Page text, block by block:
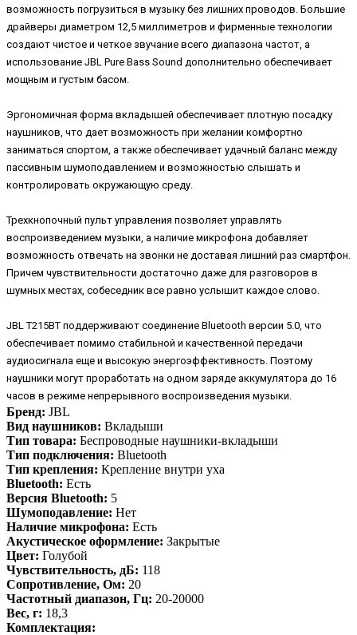
возможность погрузиться в музыку без лишних проводов. Большие
драйверы диаметром 12,5 миллиметров и фирменные технологии
создают чистое и четкое звучание всего диапазона частот, а
использование JBL Pure Bass Sound дополнительно обеспечивает
мощным и густым басом.
Эргономичная форма вкладышей обеспечивает плотную посадку
наушников, что дает возможность при желании комфортно
заниматься спортом, а также обеспечивает удачный баланс между
пассивным шумоподавлением и возможностью слышать и
контролировать окружающую среду.
Трехкнопочный пульт управления позволяет управлять
воспроизведением музыки, а наличие микрофона добавляет
возможность отвечать на звонки не доставая лишний раз смартфон.
Причем чувствительности достаточно даже для разговоров в
шумных местах, собеседник все равно услышит каждое слово.
JBL T215BT поддерживают соединение Bluetooth версии 5.0, что
обеспечивает помимо стабильной и качественной передачи
аудиосигнала еще и высокую энергоэффективность. Поэтому
наушники могут проработать на одном заряде аккумулятора до 16
часов в режиме непрерывного воспроизведения музыки.
Бренд: JBL
Вид наушников: Вкладыши
Тип товара: Беспроводные наушники-вкладыши
Тип подключения: Bluetooth
Тип крепления: Крепление внутри уха
Bluetooth: Есть
Версия Bluetooth: 5
Шумоподавление: Нет
Наличие микрофона: Есть
Акустическое оформление: Закрытые
Цвет: Голубой
Чувствительность, дБ: 118
Сопротивление, Ом: 20
Частотный диапазон, Гц: 20-20000
Вес, г: 18,3
Комплектация: